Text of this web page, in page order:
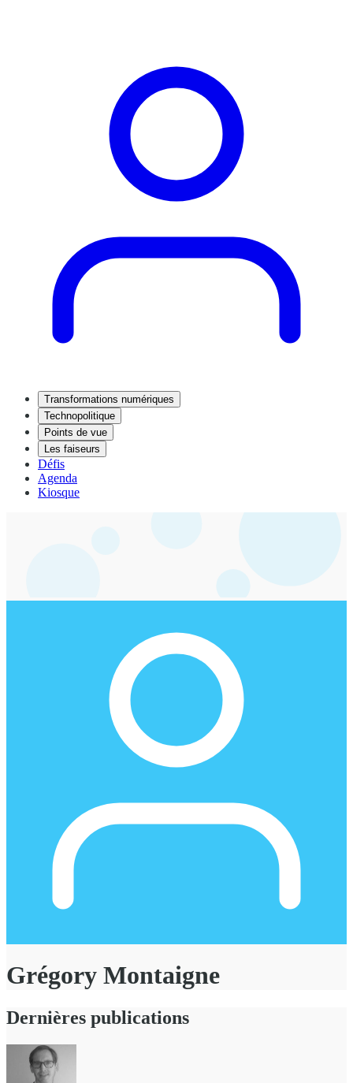
Transformations numériques
Technopolitique
Points de vue
Les faiseurs
Défis
Agenda
Kiosque
Grégory Montaigne
Dernières publications